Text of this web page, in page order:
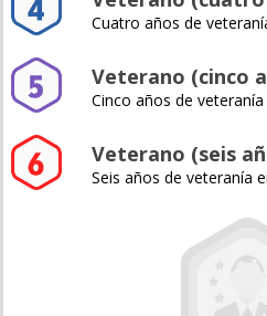
Cuatro años de
Veterano (cinco
Cinco años de
Veterano (seis
Seis años de veteranía